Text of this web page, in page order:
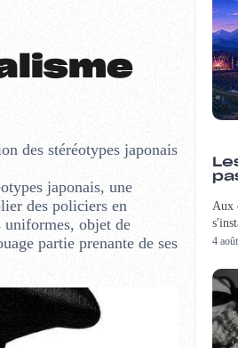
des stéréotypes japonais
japonais, une
des policiers en
uniformes, objet de
partie prenante de ses
Aux
4